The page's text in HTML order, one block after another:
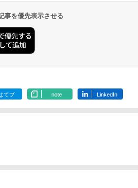
事を優先表示させる
てブ note LinkedIn